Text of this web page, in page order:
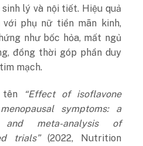
lý và nội tiết. Hiệu quả
phụ nữ tiền mãn kinh,
như bốc hỏa, mất ngủ
đồng thời góp phần duy
mạch.
“Effect of isoflavone
symptoms: a
and meta-analysis of
trials”(2022, Nutrition